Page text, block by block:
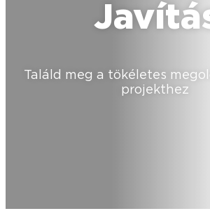
Találd meg a tökéletes
projekthez